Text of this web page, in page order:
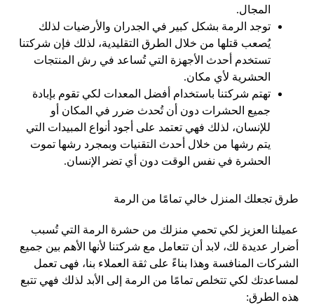
المجال.
توجد الرمة بشكل كبير في الجدران والأرضيات لذلك
يُصعب قتلها من خلال الطرق التقليدية، لذلك فإن شركتنا
تستخدم أحدث الأجهزة التي تُساعد في رش المنتجات
الحشرية لأي مكان.
تهتم شركتنا باستخدام أفضل المعدات لكي تقوم بإبادة
جميع الحشرات دون أن تُحدث ضرر في المكان أو
للإنسان، لذلك فهي تعتمد على أجود أنواع المبيدات التي
يتم رشها من خلال أحدث التقنيات وبمجرد رشها تموت
الحشرة في نفس الوقت دون أي تضر الإنسان.
طرق تجعلك المنزل خالي تمامًا من الرمة
عميلنا العزيز لكي تحمي منزلك من حشرة الرمة التي تُسبب
أضرار عديدة لك، لابد أن تتعامل مع شركتنا لأنها الأهم بين جميع
الشركات المنافسة وهذا بناءً على ثقة العملاء بنا، فهى تعمل
لمساعدتك لكي تتخلص تمامًا من الرمة إلى الأبد لذلك فهي تتبع
هذه الطرق: